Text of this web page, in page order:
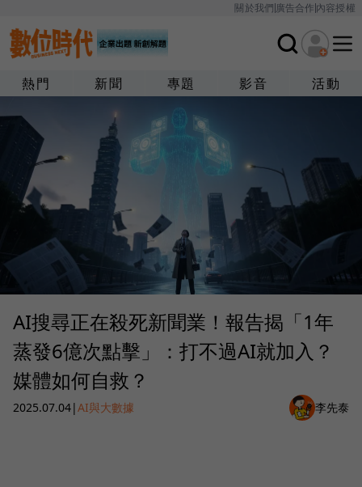
關於我們廣告合作內容授權
熱門 新聞 專題 影音 活動
AI搜尋正在殺死新聞業！報告揭「1年
蒸發6億次點擊」：打不過AI就加入？
媒體如何自救？
2025.07.04|AI與大數據 李先泰